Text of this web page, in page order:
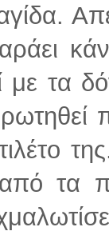
με τα
τα